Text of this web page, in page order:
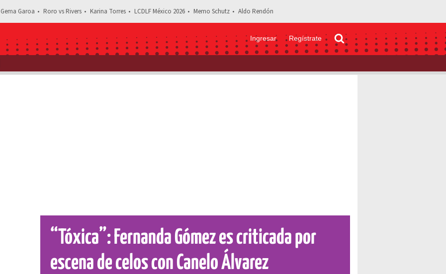
Gema Garoa Roro vs Rivers Karina Torres LCDLF México 2026 Memo Schutz Aldo Rendón
Ingresar Regístrate
Estás leyendo: “Tóxica”: Fernanda Gómez es criticada por escena de celos con Canelo Álvarez
“Tóxica”: Fernanda Gómez es criticada por
escena de celos con Canelo Álvarez